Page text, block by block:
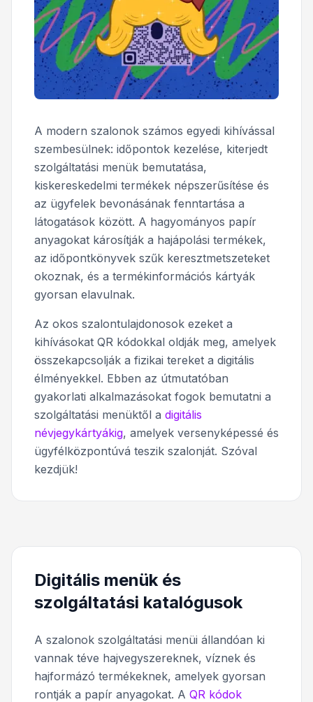
A modern szalonok számos egyedi kihívással
szembesülnek: időpontok kezelése, kiterjedt
szolgáltatási menük bemutatása,
kiskereskedelmi termékek népszerűsítése és
az ügyfelek bevonásának fenntartása a
látogatások között. A hagyományos papír
anyagokat károsítják a hajápolási termékek,
az időpontkönyvek szűk keresztmetszeteket
okoznak, és a termékinformációs kártyák
gyorsan elavulnak.
Az okos szalontulajdonosok ezeket a
kihívásokat QR kódokkal oldják meg, amelyek
összekapcsolják a fizikai tereket a digitális
élményekkel. Ebben az útmutatóban
gyakorlati alkalmazásokat fogok bemutatni a
szolgáltatási menüktől a digitális
névjegykártyákig, amelyek versenyképessé és
ügyfélközpontúvá teszik szalonját. Szóval
kezdjük!
Digitális menük és
szolgáltatási katalógusok
A szalonok szolgáltatási menüi állandóan ki
vannak téve hajvegyszereknek, víznek és
hajformázó termékeknek, amelyek gyorsan
rontják a papír anyagokat. A QR kódok